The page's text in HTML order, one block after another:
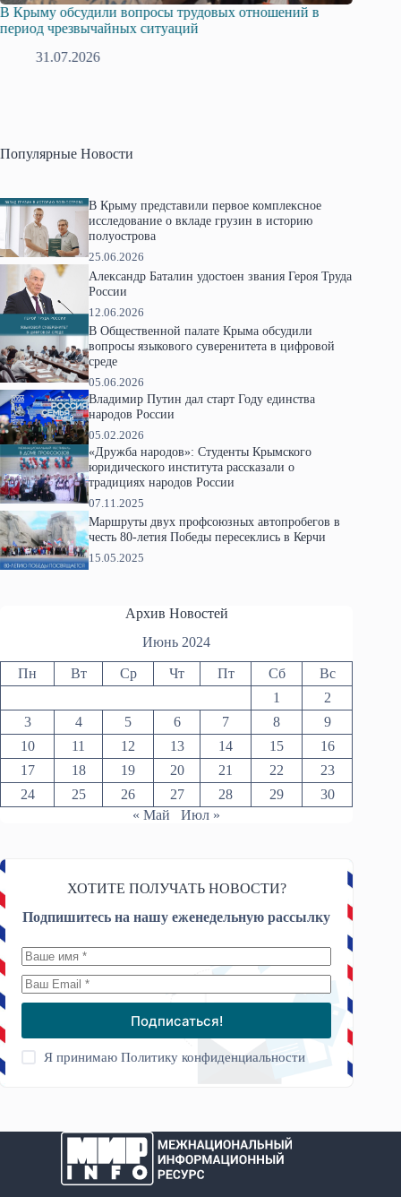
В Крыму обсудили вопросы трудовых отношений в
период чрезвычайных ситуаций
31.07.2026
Популярные Новости
В Крыму представили первое комплексное
исследование о вкладе грузин в историю
полуострова
25.06.2026
Александр Баталин удостоен звания Героя Труда
России
12.06.2026
В Общественной палате Крыма обсудили
вопросы языкового суверенитета в цифровой
среде
05.06.2026
Владимир Путин дал старт Году единства
народов России
05.02.2026
«Дружба народов»: Студенты Крымского
юридического института рассказали о
традициях народов России
07.11.2025
Маршруты двух профсоюзных автопробегов в
честь 80-летия Победы пересеклись в Керчи
15.05.2025
Архив Новостей
Июнь 2024
Пн Вт Ср Чт Пт Сб
Вс
1
2
3
4 5 6 7 8
9
10
11 12 13 14 15
16
17
18 19 20 21 22
23
24
25 26 27 28 29
30
« Май
Июл »
ХОТИТЕ ПОЛУЧАТЬ НОВОСТИ?
Подпишитесь на нашу еженедельную рассылку
Подписаться!
Я принимаюПолитику конфиденциальности